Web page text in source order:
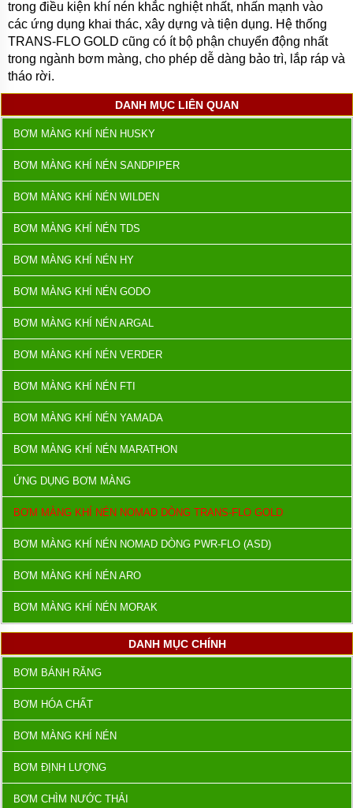
trong điều kiện khí nén khắc nghiệt nhất, nhấn mạnh vào
các ứng dụng khai thác, xây dựng và tiện dụng. Hệ thống
TRANS-FLO GOLD cũng có ít bộ phận chuyển động nhất
trong ngành bơm màng, cho phép dễ dàng bảo trì, lắp ráp và
tháo rời.
DANH MỤC LIÊN QUAN
BƠM MÀNG KHÍ NÉN HUSKY
BƠM MÀNG KHÍ NÉN SANDPIPER
BƠM MÀNG KHÍ NÉN WILDEN
BƠM MÀNG KHÍ NÉN TDS
BƠM MÀNG KHÍ NÉN HY
BƠM MÀNG KHÍ NÉN GODO
BƠM MÀNG KHÍ NÉN ARGAL
BƠM MÀNG KHÍ NÉN VERDER
BƠM MÀNG KHÍ NÉN FTI
BƠM MÀNG KHÍ NÉN YAMADA
BƠM MÀNG KHÍ NÉN MARATHON
ỨNG DỤNG BƠM MÀNG
BƠM MÀNG KHÍ NÉN NOMAD DÒNG TRANS-FLO GOLD
BƠM MÀNG KHÍ NÉN NOMAD DÒNG PWR-FLO (ASD)
BƠM MÀNG KHÍ NÉN ARO
BƠM MÀNG KHÍ NÉN MORAK
DANH MỤC CHÍNH
BƠM BÁNH RĂNG
BƠM HÓA CHẤT
BƠM MÀNG KHÍ NÉN
BƠM ĐỊNH LƯỢNG
BƠM CHÌM NƯỚC THẢI